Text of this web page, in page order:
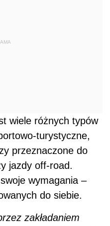
wiele różnych typów
turystyczne,
przeznaczone do
jazdy off-road.
wymagania –
do siebie.
zakładaniem